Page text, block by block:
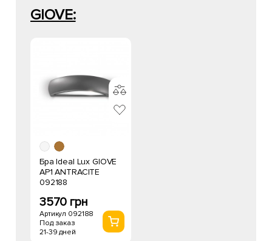
GIOVE:
Бра Ideal Lux GIOVE
AP1 ANTRACITE
092188
3570 грн
Артикул 092188
Под заказ
21-39 дней